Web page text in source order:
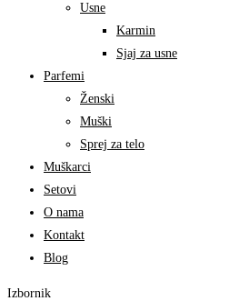
Usne
Karmin
Sjaj za usne
Parfemi
Ženski
Muški
Sprej za telo
Muškarci
Setovi
O nama
Kontakt
Blog
Izbornik